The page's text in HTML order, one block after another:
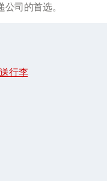
司的首选。
行李